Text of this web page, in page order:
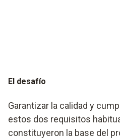
El desafío
Garantizar la calidad y
estos dos requisitos
constituyeron la base del